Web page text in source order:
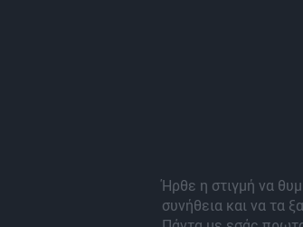
Ήρθε η στιγμή να
συνήθεια και να τα